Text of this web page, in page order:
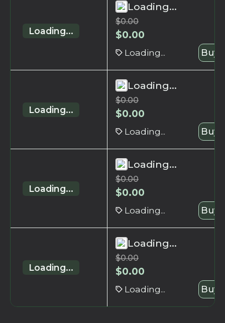
Loading...
Loading...
$0.00
$0.00
Loading... Buy
Loading...
Loading...
$0.00
$0.00
Loading... Buy
Loading...
Loading...
$0.00
$0.00
Loading... Buy
Loading...
Loading...
$0.00
$0.00
Loading... Buy